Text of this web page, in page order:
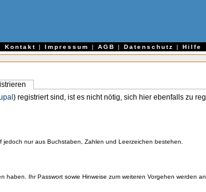
Kontakt | Impressum | AGB | Datenschutz | Hilfe
) registriert sind, ist es nicht nötig, sich hier ebenfalls zu
nur aus Buchstaben, Zahlen und Leerzeichen bestehen.
haben. Ihr Passwort sowie Hinweise zum weiteren Vorgehen werden